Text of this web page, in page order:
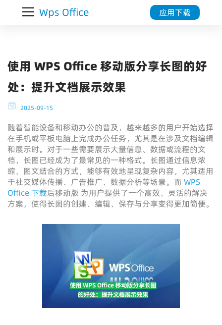
Wps Office 应用下载
使用 WPS Office 移动版分享长图的好
处：提升文档展示效果
2025-09-15
随着智能设备和移动办公的普及，越来越多的用户开始选择
在手机或平板电脑上完成办公任务，尤其是在涉及文档编辑
和展示时。对于一些需要展示大量信息、数据或流程的文
档，长图已经成为了最常见的一种格式。长图通过信息浓
缩、图文结合的方式，能够有效地呈现复杂内容，尤其适用
于社交媒体传播、广告推广、数据分析等场景。而 WPS
Office 下载后移动版 为用户提供了一个高效、灵活的解决
方案，使得长图的创建、编辑、保存与分享变得更加简便。